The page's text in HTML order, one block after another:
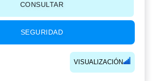
CONSULTAR
SEGURIDAD
VISUALIZACIÓN